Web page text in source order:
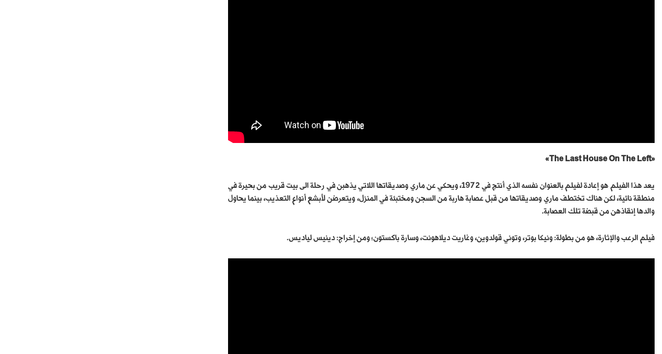
«The Last House On The Left»
يعد هذا الفيلم هو إعادة لفيلم بالعنوان نفسه الذي أنتج في 1972، ويحكي عن ماري وصديقاتها اللاتي يذهبن في رحلة الى بيت قريب من بحيرة في
منطقة نائية، لكن هناك تختطف ماري وصديقاتها من قبل عصابة هاربة من السجن ومختبئة في المنزل، ويتعرضن لأبشع أنواع التعذيب، بينما يحاول
والدها إنقاذهن من قبضة تلك العصابة.
فيلم الرعب والإثارة، هو من بطولة: ونيكا بوتر، وتوني قولدوين، وغاريت ديلاهونت، وسارة باكستون؛ ومن إخراج: دينيس لياديس.